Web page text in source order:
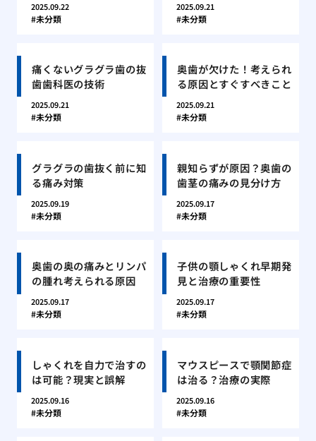
2025.09.22
未分類
2025.09.21
未分類
痛くないグラグラ歯の抜
歯歯科医の技術
2025.09.21
未分類
奥歯が欠けた！考えられ
る原因とすぐすべきこと
2025.09.21
未分類
グラグラの歯抜く前に知
る痛み対策
2025.09.19
未分類
親知らずが原因？奥歯の
歯茎の痛みの見分け方
2025.09.17
未分類
奥歯の奥の痛みとリンパ
の腫れ考えられる原因
2025.09.17
未分類
子供の顎しゃくれ早期発
見と治療の重要性
2025.09.17
未分類
しゃくれを自力で治すの
は可能？現実と誤解
2025.09.16
未分類
マウスピースで顎関節症
は治る？治療の実際
2025.09.16
未分類